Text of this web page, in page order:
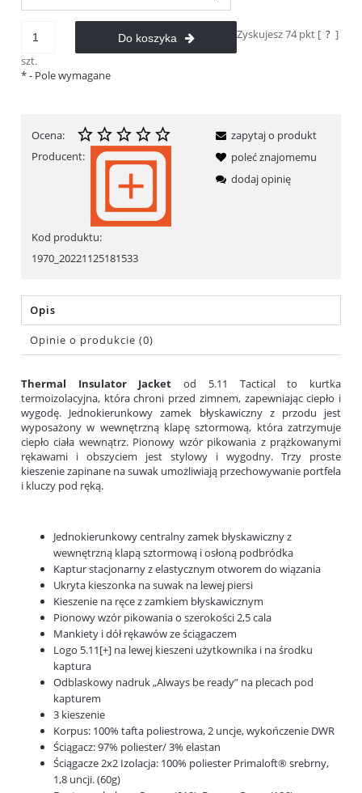
szt.
Do koszyka Zyskujesz74pkt [ ? ]
*- Pole wymagane
Ocena:
Producent:
Kod produktu:
1970_20221125181533
zapytaj o produkt
poleć znajomemu
dodaj opinię
Opis
Opinie o produkcie (0)
Thermal Insulator Jacket od 5.11 Tactical to kurtka
termoizolacyjna, która chroni przed zimnem, zapewniając ciepło i
wygodę. Jednokierunkowy zamek błyskawiczny z przodu jest
wyposażony w wewnętrzną klapę sztormową, która zatrzymuje
ciepło ciała wewnątrz. Pionowy wzór pikowania z prążkowanymi
rękawami i obszyciem jest stylowy i wygodny. Trzy proste
kieszenie zapinane na suwak umożliwiają przechowywanie portfela
i kluczy pod ręką.
Jednokierunkowy centralny zamek błyskawiczny z
wewnętrzną klapą sztormową i osłoną podbródka
Kaptur stacjonarny z elastycznym otworem do wiązania
Ukryta kieszonka na suwak na lewej piersi
Kieszenie na ręce z zamkiem błyskawicznym
Pionowy wzór pikowania o szerokości 2,5 cala
Mankiety i dół rękawów ze ściągaczem
Logo 5.11[+] na lewej kieszeni użytkownika i na środku
kaptura
Odblaskowy nadruk „Always be ready” na plecach pod
kapturem
3 kieszenie
Korpus: 100% tafta poliestrowa, 2 uncje, wykończenie DWR
Ściągacz: 97% poliester/ 3% elastan
Ściągacze 2x2 Izolacja: 100% poliester Primaloft® srebrny,
1,8 uncji. (60g)